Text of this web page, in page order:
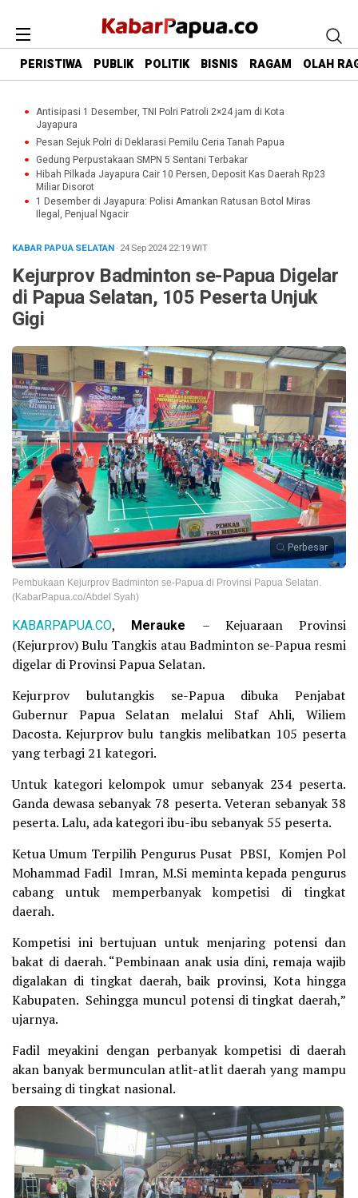
PERISTIWA PUBLIK POLITIK BISNIS RAGAM OLAH
Antisipasi 1 Desember, TNI Polri Patroli 2×24 jam di Kota
Jayapura
Pesan Sejuk Polri di Deklarasi Pemilu Ceria Tanah Papua
Gedung Perpustakaan SMPN 5 Sentani Terbakar
Hibah Pilkada Jayapura Cair 10 Persen, Deposit Kas Daerah Rp23
Miliar Disorot
1 Desember di Jayapura: Polisi Amankan Ratusan Botol Miras
Ilegal, Penjual Ngacir
KABAR PAPUA SELATAN· 24 Sep 202422:19WIT
Kejurprov Badminton se-Papua Digelar
di Papua Selatan, 105 Peserta Unjuk
Gigi
Perbesar
Pembukaan Kejurprov Badminton se-Papua di Provinsi Papua Selatan.
(KabarPapua.co/Abdel Syah)
KABARPAPUA.CO, Merauke
– Kejuaraan Provinsi
(Kejurprov) Bulu Tangkis atau Badminton se-Papua resmi
digelar di Provinsi Papua Selatan.
Kejurprov bulutangkis se-Papua dibuka Penjabat
Gubernur Papua Selatan melalui Staf Ahli, Wiliem
Dacosta. Kejurprov bulu tangkis melibatkan 105 peserta
yang terbagi 21 kategori.
Untuk kategori kelompok umur sebanyak 234 peserta.
Ganda dewasa sebanyak 78 peserta. Veteran sebanyak 38
peserta. Lalu, ada kategori ibu-ibu sebanyak 55 peserta.
Ketua Umum Terpilih Pengurus Pusat PBSI, Komjen Pol
Mohammad Fadil Imran, M.Si meminta kepada pengurus
cabang untuk memperbanyak kompetisi di tingkat
daerah.
Kompetisi ini bertujuan untuk menjaring potensi dan
bakat di daerah. “Pembinaan anak usia dini, remaja wajib
digalakan di tingkat daerah, baik provinsi, Kota hingga
Kabupaten. Sehingga muncul potensi di tingkat daerah,”
ujarnya.
Fadil meyakini dengan perbanyak kompetisi di daerah
akan banyak bermunculan atlit-atlit daerah yang mampu
bersaing di tingkat nasional.